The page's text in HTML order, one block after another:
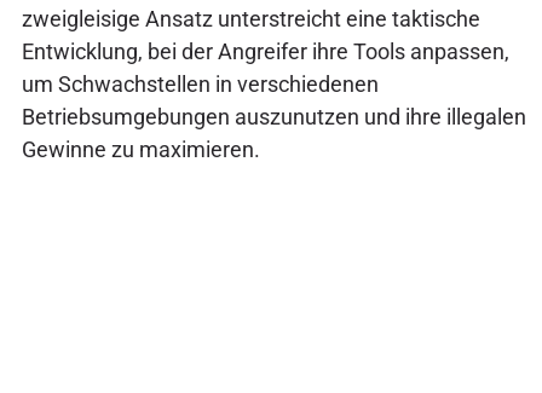
zweigleisige Ansatz unterstreicht eine taktische
Entwicklung, bei der Angreifer ihre Tools anpassen,
um Schwachstellen in verschiedenen
Betriebsumgebungen auszunutzen und ihre illegalen
Gewinne zu maximieren.